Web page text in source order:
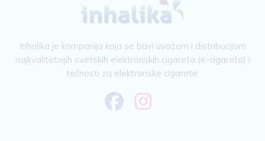
Inhalika je kompanija koja se bavi uvozom i distribucijom
najkvalitetnijih svetskih elektronskih cigareta (e-cigareta) i
tečnosti za elektronske cigarete.